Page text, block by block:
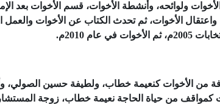
ولوائحه، وأنشطة الأخوات، قسم الأخوات بعد
الأخوات، ثم تحدث الكتاب عن الأخوات
الأخوات كنعيمة خطاب، ولطيفة حسين الصولي،
كمواقف من حياة الحاجة نعيمة خطاب، زوجة